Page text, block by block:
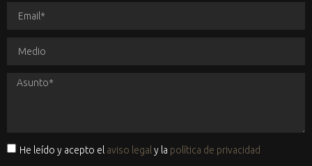
He leído y acepto el aviso legal y la política de privacidad